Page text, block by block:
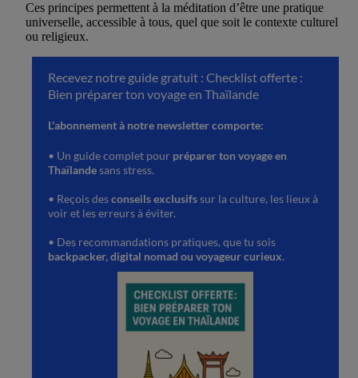
Ces principes permettent à la méditation d’être une pratique
universelle, accessible à tous, quel que soit le contexte culturel
ou religieux.